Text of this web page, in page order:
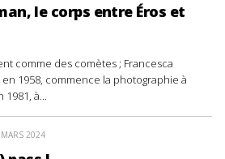
le corps entre Éros et
comme des comètes ; Francesca
1958, commence la photographie à
à...
2024